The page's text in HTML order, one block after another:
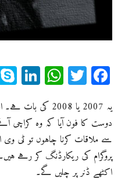
Fa
ce
bo
ok
T
wi
tt
er
W
ha
ts
A
pp
Li
n
ke
dI
n
یہ 2007 یا 2008
دوست کا فون آیا کہ وہ کراچی
سے ملاقات کرنا چاہوں تو ٹی
پروگرام کی ریکارڈنگ کر رہے
اکٹھے ڈنر پر چلیں گے۔